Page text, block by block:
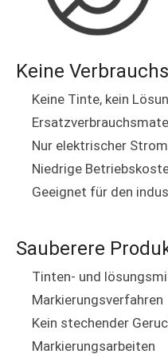
Keine
Keine Tinte, kein
Nur elektrischer
Niedrige
Geeignet für den
Sauberere
Tinten- und
Markierungsverfahren
Kein stechender
Markierungsarbeiten